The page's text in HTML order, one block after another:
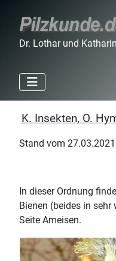
Dr. Lothar und
K. Insekten, O.
Stand vom 27.03.2021
In dieser Ordnung
Bienen (beides in sehr
Seite Ameisen.